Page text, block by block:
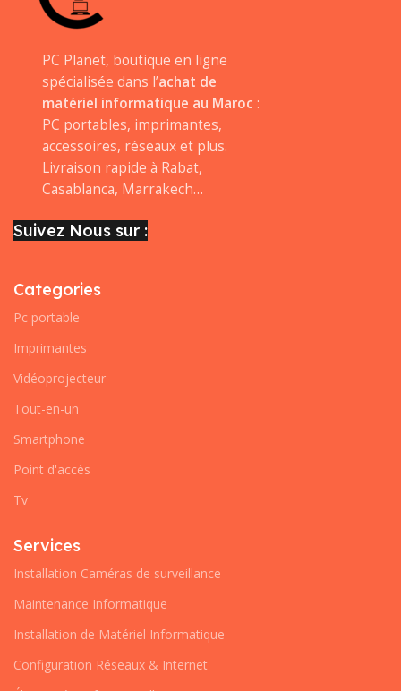
PC Planet, boutique en ligne
spécialisée dans l’achat de
matériel informatique au Maroc :
PC portables, imprimantes,
accessoires, réseaux et plus.
Livraison rapide à Rabat,
Casablanca, Marrakech…
Suivez Nous sur :
Categories
Pc portable
Imprimantes
Vidéoprojecteur
Tout-en-un
Smartphone
Point d'accès
Tv
Services
Installation Caméras de surveillance
Maintenance Informatique
Installation de Matériel Informatique
Configuration Réseaux & Internet